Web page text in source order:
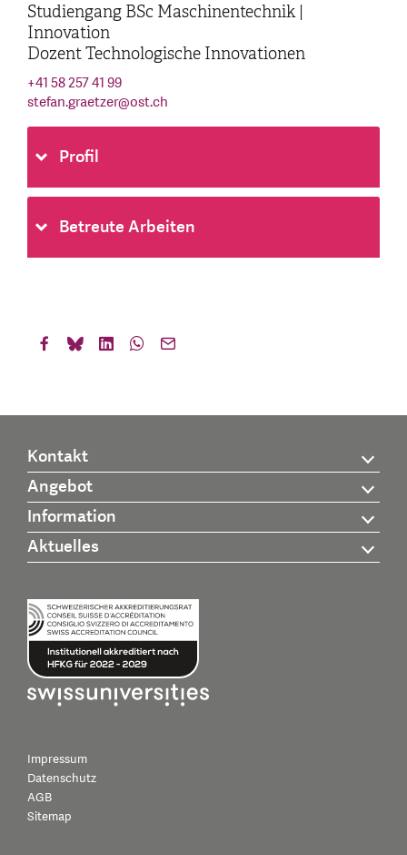
Studiengang BSc Maschinentechnik |
Innovation
Dozent Technologische Innovationen
+41 58 257 41 99
stefan.graetzer@ost.ch
Profil
Betreute Arbeiten
Kontakt
Angebot
Information
Aktuelles
Impressum
Datenschutz
AGB
Sitemap